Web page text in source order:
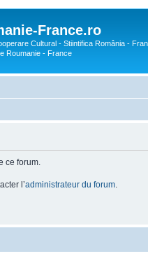
France.ro
Cultural - Stiintifica România -
Roumanie - France
ce forum.
l’administrateur du forum